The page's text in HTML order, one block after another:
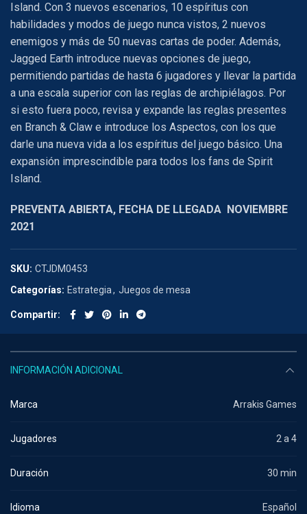
Island. Con 3 nuevos escenarios, 10 espíritus con
habilidades y modos de juego nunca vistos, 2 nuevos
enemigos y más de 50 nuevas cartas de poder. Además,
Jagged Earth introduce nuevas opciones de juego,
permitiendo partidas de hasta 6 jugadores y llevar la partida
a una escala superior con las reglas de archipiélagos. Por
si esto fuera poco, revisa y expande las reglas presentes
en Branch & Claw e introduce los Aspectos, con los que
darle una nueva vida a los espíritus del juego básico. Una
expansión imprescindible para todos los fans de Spirit
Island.
PREVENTA ABIERTA, FECHA DE LLEGADA NOVIEMBRE
2021
SKU: CTJDM0453
Categorías: Estrategia, Juegos de mesa
Compartir
INFORMACIÓN ADICIONAL
Marca Arrakis Games
Jugadores 2 a 4
Duración 30 min
Idioma Español